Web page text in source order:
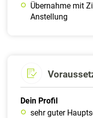
Übernahme mit
Anstellung
Dein Profil
sehr guter